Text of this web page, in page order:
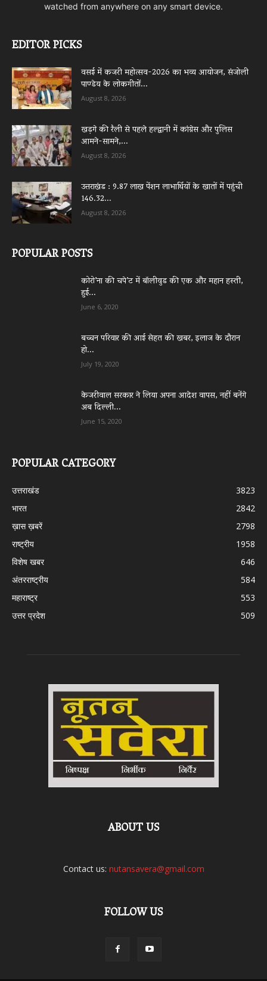
watched from anywhere on any smart device.
EDITOR PICKS
वसई में कजरी महोत्सव-2026 का भव्य आयोजन, संजोली
पाण्डेय के लोकगीतों...
August 8, 2026
खड़गे की रैली से पहले हल्द्वानी में कांग्रेस और पुलिस
आमने-सामने,...
August 8, 2026
उत्तराखंड : 9.87 लाख पेंशन लाभार्थियों के खातों में पहुंची
146.32...
August 8, 2026
POPULAR POSTS
कोरो’ना की चपे’ट में बॉलीवुड की एक और महान हस्ती,
हुई...
June 6, 2020
बच्चन परिवार की आई सेहत की खबर, इलाज के दौरान
हो...
July 19, 2020
केजरीवाल सरकार ने लिया अपना आदेश वापस, नहीं बनेंगे
अब दिल्ली...
June 15, 2020
POPULAR CATEGORY
उत्तराखंड
3823
भारत
2842
ख़ास ख़बरें
2798
राष्ट्रीय
1958
विशेष खबर
646
अंतरराष्ट्रीय
584
महाराष्ट्र
553
उत्तर प्रदेश
509
ABOUT US
Contact us: nutansavera@gmail.com
FOLLOW US